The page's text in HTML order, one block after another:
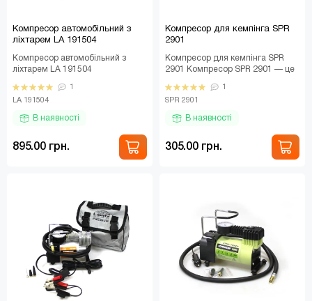
Компресор автомобільний з
ліхтарем LA 191504
Компресор автомобільний з
ліхтарем LA 191504
191504 з ліхтарем — це уніве..
1
LA 191504
В наявності
895.00 грн.
Компресор для кемпінга SPR
2901
Компресор для кемпінга SPR
2901 Компресор SPR 2901 — це
подорожей, відпочинку ..
1
SPR 2901
В наявності
305.00 грн.